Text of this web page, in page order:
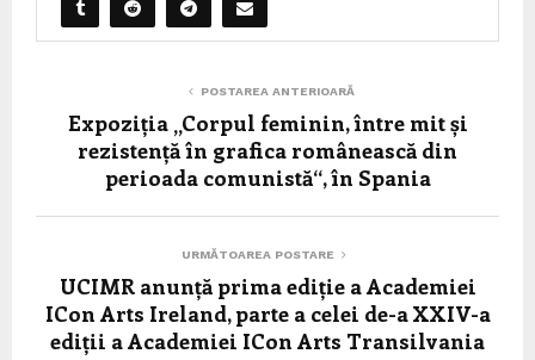
POSTAREA ANTERIOARĂ
Expoziția „Corpul feminin, între mit și
rezistență în grafica românească din
perioada comunistă“, în Spania
URMĂTOAREA POSTARE
UCIMR anunță prima ediție a Academiei
ICon Arts Ireland, parte a celei de-a XXIV-a
ediții a Academiei ICon Arts Transilvania